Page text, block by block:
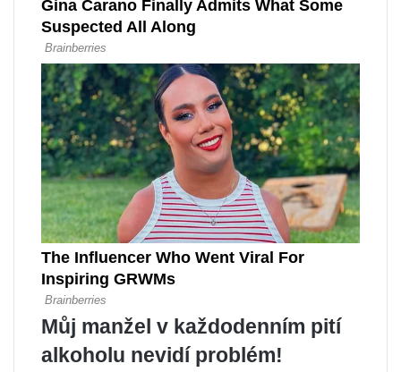
Můj manžel v každodenním pití
alkoholu nevidí problém!